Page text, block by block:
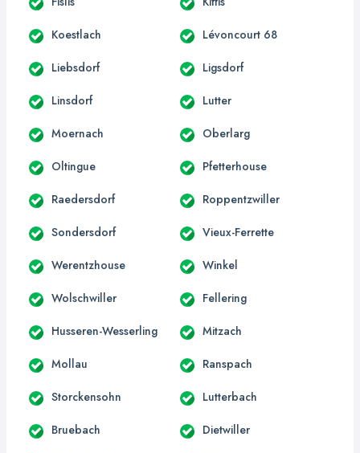
Koestlach Lévoncourt 68
Liebsdorf Ligsdorf
Linsdorf Lutter
Moernach Oberlarg
Oltingue Pfetterhouse
Raedersdorf Roppentzwiller
Sondersdorf Vieux-Ferrette
Werentzhouse Winkel
Wolschwiller Fellering
Husseren-Wesserling Mitzach
Mollau Ranspach
Storckensohn Lutterbach
Bruebach Dietwiller